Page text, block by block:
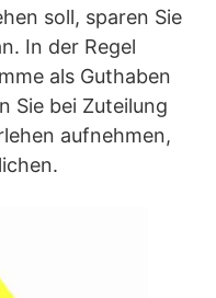
soll, sparen Sie
In der Regel
als Guthaben
Sie bei Zuteilung
aufnehmen,